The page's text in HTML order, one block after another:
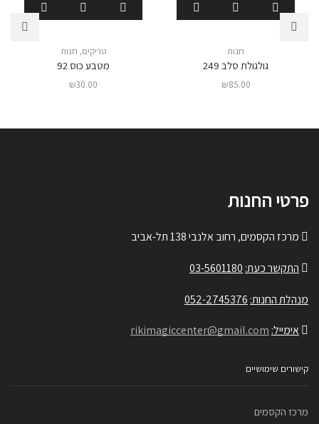
חנות
גולגולת סלב 249
₪85.00
טריקים, חנות
מטבע כוס 92
₪30.00
פרטי החנות
מרכז הקסמים, רחוב אלנבי 138 תל-אביב
התקשר כעת: 03-5601180
מנהלת החנות: 052-2745376
אימייל: rikimagiccenter@gmail.com
קישורים שימושיים
מרכז הקסמים